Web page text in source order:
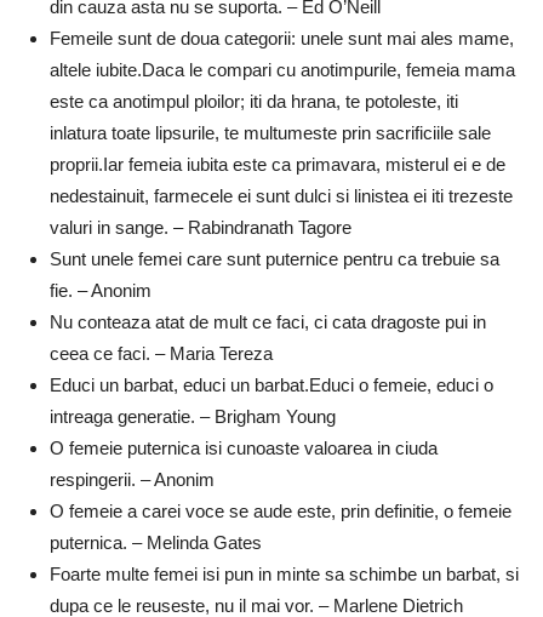
din cauza asta nu se suporta. – Ed O’Neill
Femeile sunt de doua categorii: unele sunt mai ales mame,
altele iubite.Daca le compari cu anotimpurile, femeia mama
este ca anotimpul ploilor; iti da hrana, te potoleste, iti
inlatura toate lipsurile, te multumeste prin sacrificiile sale
proprii.Iar femeia iubita este ca primavara, misterul ei e de
nedestainuit, farmecele ei sunt dulci si linistea ei iti trezeste
valuri in sange. – Rabindranath Tagore
Sunt unele femei care sunt puternice pentru ca trebuie sa
fie. – Anonim
Nu conteaza atat de mult ce faci, ci cata dragoste pui in
ceea ce faci. – Maria Tereza
Educi un barbat, educi un barbat.Educi o femeie, educi o
intreaga generatie. – Brigham Young
O femeie puternica isi cunoaste valoarea in ciuda
respingerii. – Anonim
O femeie a carei voce se aude este, prin definitie, o femeie
puternica. – Melinda Gates
Foarte multe femei isi pun in minte sa schimbe un barbat, si
dupa ce le reuseste, nu il mai vor. – Marlene Dietrich